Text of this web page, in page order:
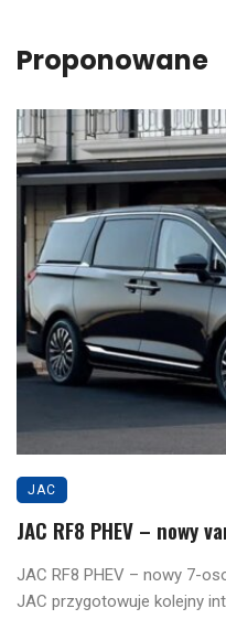
Proponowane
JAC
JAC RF8 PHEV – nowy
JAC RF8 PHEV – nowy 7-
JAC przygotowuje kolejny